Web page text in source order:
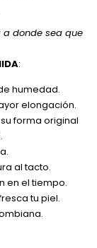
donde sea que
:
humedad.
elongación.
forma original
al tacto.
en el tiempo.
tu piel.